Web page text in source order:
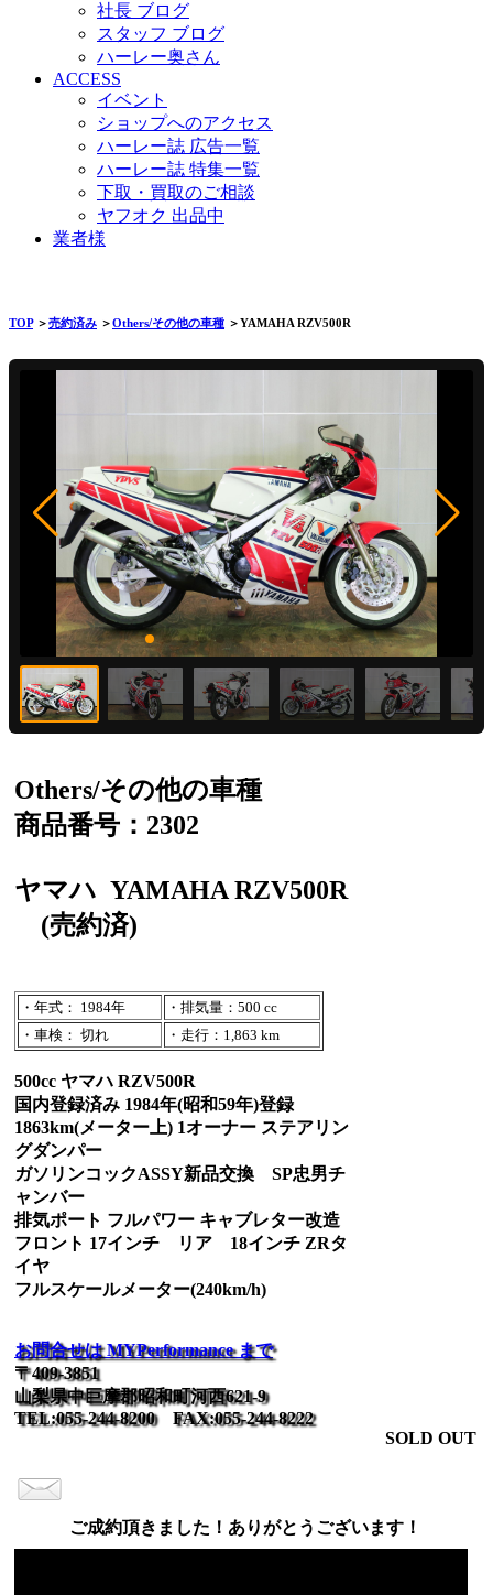
社長 ブログ
スタッフ ブログ
ハーレー奥さん
ACCESS
イベント
ショップへのアクセス
ハーレー誌 広告一覧
ハーレー誌 特集一覧
下取・買取のご相談
ヤフオク 出品中
業者様
TOP＞売約済み ＞Others/その他の車種 ＞YAMAHA RZV500R
Others/その他の車種
商品番号：2302
ヤマハ YAMAHA RZV500R
(売約済)
・年式： 1984年
・排気量：500 cc
・車検： 切れ
・走行：1,863 km
500cc ヤマハ RZV500R
国内登録済み 1984年(昭和59年)登録
1863km(メーター上) 1オーナー ステアリン
グダンパー
ガソリンコックASSY新品交換 SP忠男チ
ャンバー
排気ポート フルパワー キャブレター改造
フロント 17インチ リア 18インチ ZRタ
イヤ
フルスケールメーター(240km/h)
お問合せは MYPerformance まで
〒409-3851
山梨県中巨摩郡昭和町河西621-9
TEL:055-244-8200 FAX:055-244-8222
SOLD OUT
ご成約頂きました！ありがとうございます！